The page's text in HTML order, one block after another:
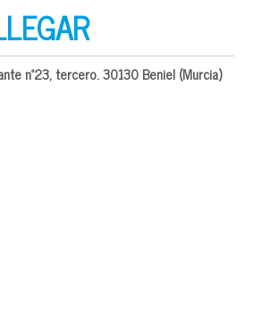
nº23, tercero. 30130 Beniel (Murcia)